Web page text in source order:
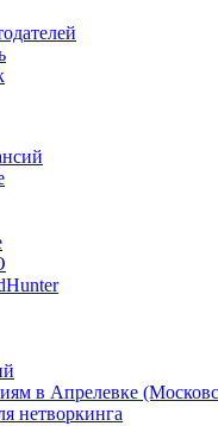
в Апрелевке
нетворкинга